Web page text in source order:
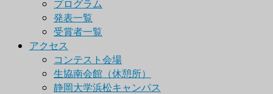
プログラム
発表一覧
受賞者一覧
アクセス
コンテスト会場
生協南会館（休憩所）
静岡大学浜松キャンパス